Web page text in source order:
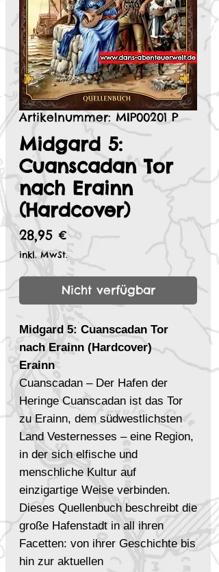
Artikelnummer: MIP00201 P
Midgard 5:
Cuanscadan Tor
nach Erainn
(Hardcover)
28,95 €Preis
inkl. MwSt.
Nicht verfügbar
Midgard 5: Cuanscadan Tor
nach Erainn (Hardcover)
Erainn
Cuanscadan – Der Hafen der
Heringe Cuanscadan ist das Tor
zu Erainn, dem südwestlichsten
Land Vesternesses – eine Region,
in der sich elfische und
menschliche Kultur auf
einzigartige Weise verbinden.
Dieses Quellenbuch beschreibt die
große Hafenstadt in all ihren
Facetten: von ihrer Geschichte bis
hin zur aktuellen